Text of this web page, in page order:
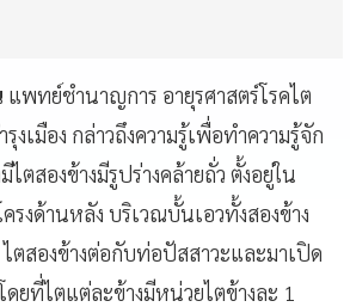
แพทย์ชำนาญการ อายุรศาสตร์โรคไต
งเมือง กล่าวถึงความรู้เพื่อทำความรู้จัก
ไตสองข้างมีรูปร่างคล้ายถั่ว ตั้งอยู่ใน
รงด้านหลัง บริเวณบั้นเอวทั้งสองข้าง
ตสองข้างต่อกับท่อปัสสาวะและมาเปิด
ยที่ไตแต่ละข้างมีหน่วยไตข้างละ 1